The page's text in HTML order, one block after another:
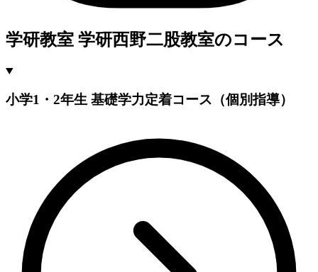
学研教室 学研西野二股教室のコース
小学1・2年生 基礎学力定着コース（個別指導）